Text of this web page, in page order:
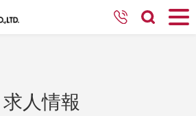
求人情報